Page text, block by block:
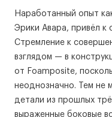
Наработанный опыт
Эрики Авара, привёл к
Стремление к
взглядом — в
от Foamposite,
неоднозначно. Тем не
детали из прошлых
выраженные боковые